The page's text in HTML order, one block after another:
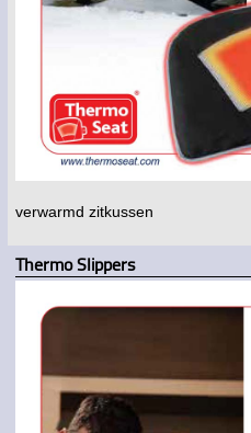
verwarmd zitkussen
Thermo Slippers